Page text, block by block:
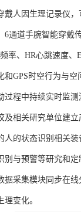
戴人因生理记录仪
6通道手腕智能穿戴
率、HR心跳速度
和GPS时空行为与
过程中持续实时监
及相关研究单位建
人的状态识别相关
别与预警等研究和定
据采集模块同步在
理变化。